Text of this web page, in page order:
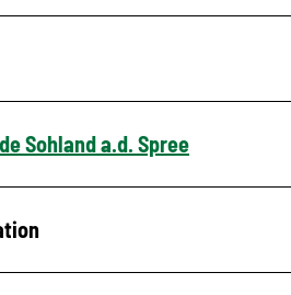
Sohland a.d. Spree